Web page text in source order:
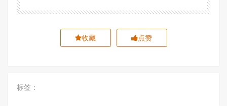
收藏 点赞
标签：